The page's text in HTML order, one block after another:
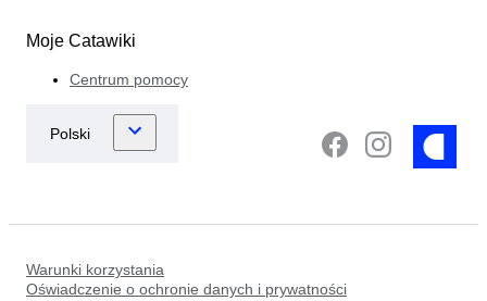
Moje Catawiki
Centrum pomocy
Warunki korzystania
Oświadczenie o ochronie danych i prywatności